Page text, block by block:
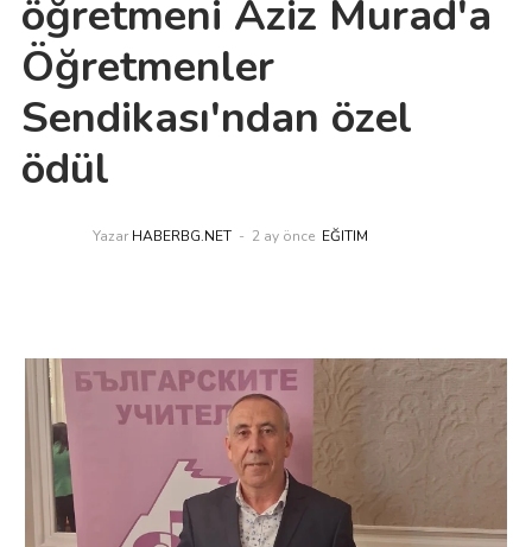
öğretmeni Aziz Murad'a
Öğretmenler
Sendikası'ndan özel
ödül
Yazar HABERBG.NET 2 ay önce EĞITIM